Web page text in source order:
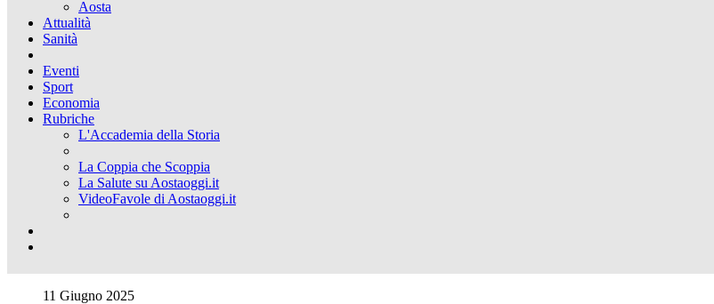
Aosta
Attualità
Sanità
Eventi
Sport
Economia
Rubriche
L'Accademia della Storia
La Coppia che Scoppia
La Salute su Aostaoggi.it
VideoFavole di Aostaoggi.it
11 Giugno 2025